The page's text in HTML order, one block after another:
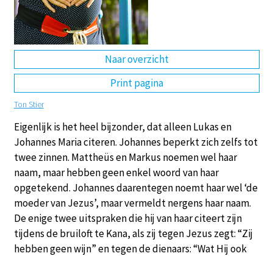
Naar overzicht
Print pagina
Ton Stier
Eigenlijk is het heel bijzonder, dat alleen Lukas en
Johannes Maria citeren. Johannes beperkt zich zelfs tot
twee zinnen. Mattheüs en Markus noemen wel haar
naam, maar hebben geen enkel woord van haar
opgetekend. Johannes daarentegen noemt haar wel ‘de
moeder van Jezus’, maar vermeldt nergens haar naam.
De enige twee uitspraken die hij van haar citeert zijn
tijdens de bruiloft te Kana, als zij tegen Jezus zegt: “Zij
hebben geen wijn” en tegen de dienaars: “Wat Hij ook
DE EN